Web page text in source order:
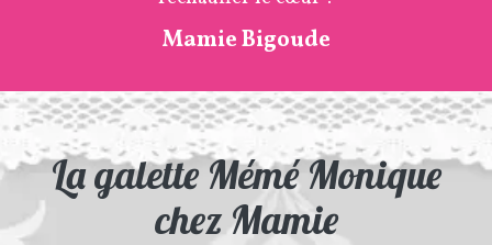
Mamie Bigoude
La galette Mémé Monique
chez Mamie